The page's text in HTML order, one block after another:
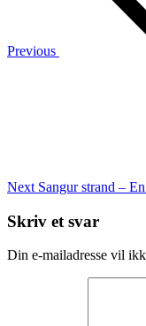
Previous
Next Sangur strand –
Skriv et svar
Din e-mailadresse vil